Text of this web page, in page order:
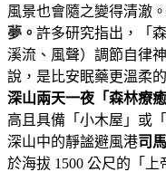
風景也會隨之變得清澈。
夢。 許多研究指出，「
溪流、風聲）調節自律
說，是比安眠藥更溫柔
深山兩天一夜「森林療
高且具備「小木屋」或
深山中的靜謐避風港司
於海拔 1500 公尺的「